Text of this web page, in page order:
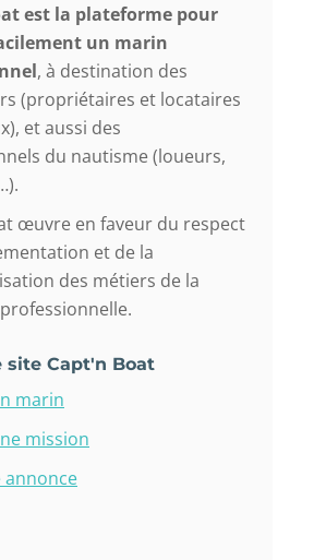
est la plateforme pour
un marin
, à destination des
(propriétaires et locataires
et aussi des
du nautisme (loueurs,
œuvre en faveur du respect
et de la
des métiers de la
site Capt'n Boat
marin
mission
annonce